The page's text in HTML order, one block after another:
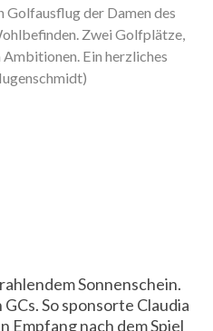
Golfausflug der Damen des
Zwei Golfplätze,
Ein herzliches
Sonnenschein.
So sponsorte Claudia
Empfang nach dem Spiel